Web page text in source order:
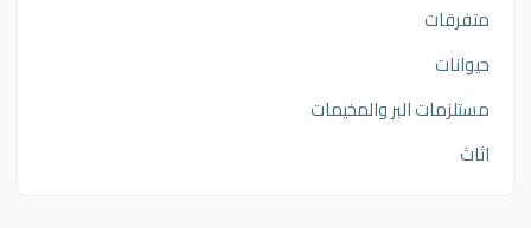
متفرقات
حيوانات
مستلزمات البر والمخيمات
اثاث